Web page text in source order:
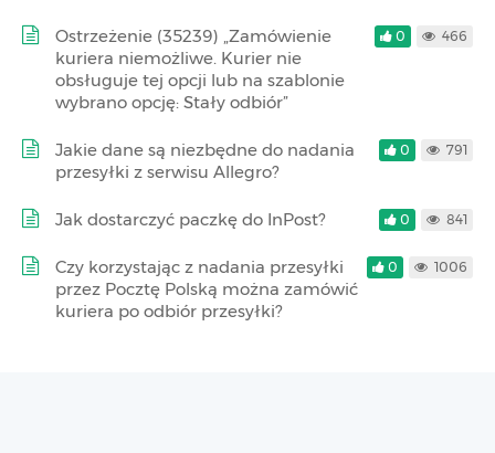
Ostrzeżenie (35239) „Zamówienie
kuriera niemożliwe. Kurier nie
obsługuje tej opcji lub na szablonie
wybrano opcję: Stały odbiór”
0 466
Jakie dane są niezbędne do nadania
przesyłki z serwisu Allegro?
0 791
Jak dostarczyć paczkę do InPost? 0 841
Czy korzystając z nadania przesyłki
przez Pocztę Polską można zamówić
kuriera po odbiór przesyłki?
0 1006